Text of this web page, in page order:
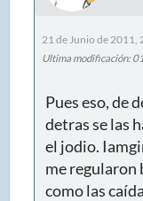
21 de Junio de 2011,
Ultima modificación:
Pues eso, de
detras se las
el jodio.
me regularon
como las